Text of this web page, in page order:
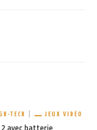
TECH JEUX VIDÉO